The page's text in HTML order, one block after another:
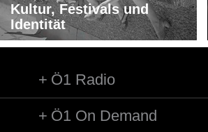
Kultur, Festivals und
Identität
Ö1 Radio
Ö1 On Demand